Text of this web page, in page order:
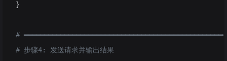
}
#
# 步骤4: 发送请求并输出结果